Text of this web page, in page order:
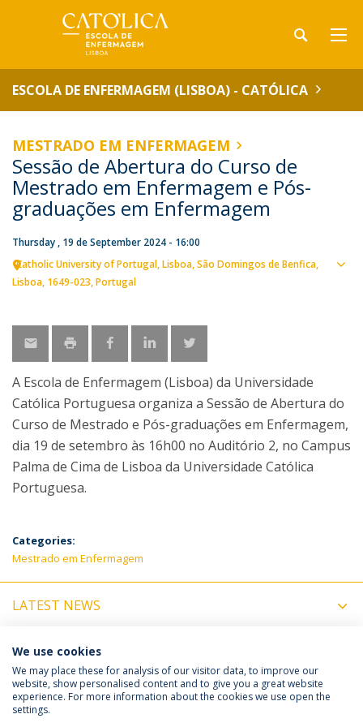
ESCOLA DE ENFERMAGEM (LISBOA) - CATÓLICA
MESTRADO EM ENFERMAGEM
Sessão de Abertura do Curso de
Mestrado em Enfermagem e Pós-
graduações em Enfermagem
Thursday , 19 de September 2024 - 16:00
Catholic University of Portugal Lisboa São Domingos de Benfica,
Lisboa 1649-023 Portugal
A Escola de Enfermagem (Lisboa) da Universidade
Católica Portuguesa organiza a Sessão de Abertura do
Curso de Mestrado e Pós-graduações em Enfermagem,
dia 19 de setembro às 16h00 no Auditório 2, no Campus
Palma de Cima de Lisboa da Universidade Católica
Portuguesa.
Categories:
Mestrado em Enfermagem
LATEST NEWS
UPCOMING EVENTS
Política de Privacidade
Termos e Condições
We use cookies
We may place these for analysis of our visitor data, to improve our
website, show personalised content and to give you a great website
experience. For more information about the cookies we use open the
settings.